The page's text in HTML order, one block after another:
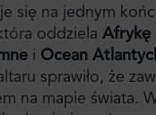
się na jednym
oddziela Afrykę
i Ocean
sprawiło, że
na mapie świata.